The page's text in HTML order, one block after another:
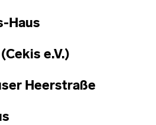
Haus
e.V.)
Heerstraße